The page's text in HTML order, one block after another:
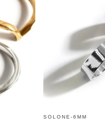
SOLONE-6MM